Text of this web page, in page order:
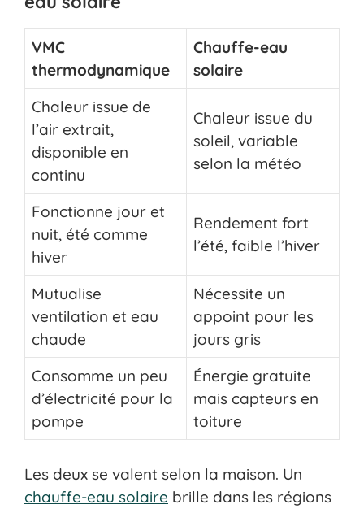
VMC
thermodynamique
Chauffe-eau
solaire
Chaleur issue de
l’air extrait,
disponible en
continu
Chaleur issue du
soleil, variable
selon la météo
Fonctionne jour et
nuit, été comme
hiver
Rendement fort
l’été, faible l’hiver
Mutualise
ventilation et eau
chaude
Nécessite un
appoint pour les
jours gris
Consomme un peu
d’électricité pour la
pompe
Énergie gratuite
mais capteurs en
toiture
Les deux se valent selon la maison. Un
chauffe-eau solaire brille dans les régions